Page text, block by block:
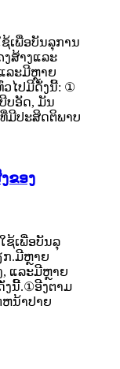
ເພື່ອບັນລຸການ
ງສ້າງແລະ
ລະມີຫຼາຍ
ວໄປມີດັ່ງນີ້: ①
ບອັດ, ມັນ
ມີປະສິດຕິພາບ
ຂອງ
ຊ້ເພື່ອບັນລຸ
ກ.ມີຫຼາຍ
, ແລະມີຫຼາຍ
ງນີ້.①​ອີງ​ຕາມ​
ຫນ້າ​ປາຍ